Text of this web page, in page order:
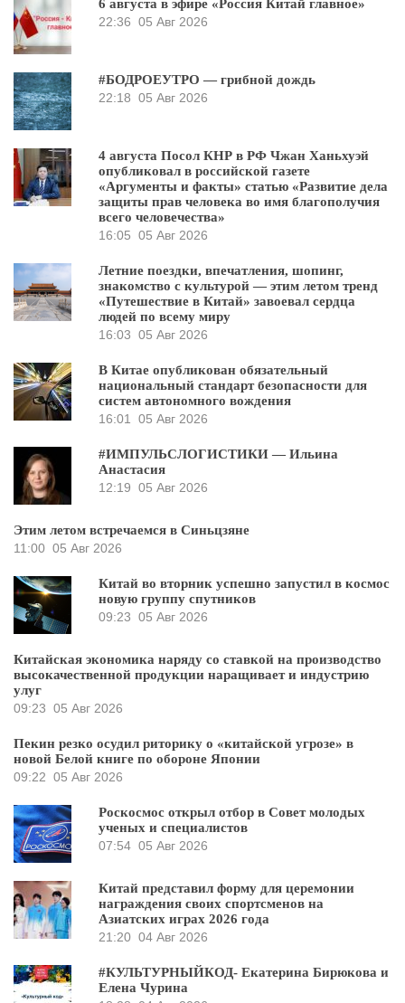
6 августа в эфире «Россия Китай главное»
22:36 05 Авг 2026
#БОДРОЕУТРО — грибной дождь
22:18 05 Авг 2026
4 августа Посол КНР в РФ Чжан Ханьхуэй
опубликовал в российской газете
«Аргументы и факты» статью «Развитие дела
защиты прав человека во имя благополучия
всего человечества»
16:05 05 Авг 2026
Летние поездки, впечатления, шопинг,
знакомство с культурой — этим летом тренд
«Путешествие в Китай» завоевал сердца
людей по всему миру
16:03 05 Авг 2026
В Китае опубликован обязательный
национальный стандарт безопасности для
систем автономного вождения
16:01
05 Авг 2026
#ИМПУЛЬСЛОГИСТИКИ — Ильина
Анастасия
12:19 05 Авг 2026
Этим летом встречаемся в Синьцзяне
11:00 05 Авг 2026
Китай во вторник успешно запустил в космос
новую группу спутников
09:23 05 Авг 2026
Китайская экономика наряду со ставкой на производство
высокачественной продукции наращивает и индустрию
улуг
09:23 05 Авг 2026
Пекин резко осудил риторику о «китайской угрозе» в
новой Белой книге по обороне Японии
09:22 05 Авг 2026
Роскосмос открыл отбор в Совет молодых
ученых и специалистов
07:54 05 Авг 2026
Китай представил форму для церемонии
награждения своих спортсменов на
Азиатских играх 2026 года
21:20 04 Авг 2026
#КУЛЬТУРНЫЙКОД- Екатерина Бирюкова и
Елена Чурина